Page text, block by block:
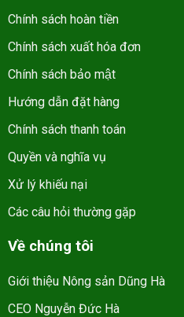
Chính sách hoàn tiền
Chính sách xuất hóa đơn
Chính sách bảo mật
Hướng dẫn đặt hàng
Chính sách thanh toán
Quyền và nghĩa vụ
Xử lý khiếu nại
Các câu hỏi thường gặp
Về chúng tôi
Giới thiệu Nông sản Dũng Hà
CEO Nguyễn Đức Hà